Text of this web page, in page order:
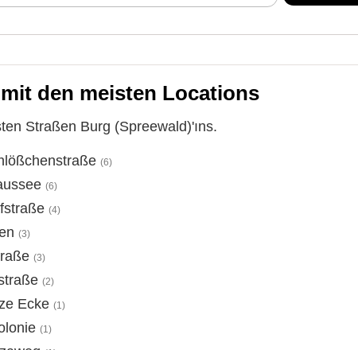
den meisten Locations
Straßen Burg (Spreewald)'ıns.
(6)
(6)
(4)
(3)
(3)
(2)
Ecke (1)
(1)